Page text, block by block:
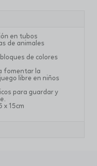
en tubos
de animales
de colores
fomentar la
libre en niños
para guardar y
x 15cm